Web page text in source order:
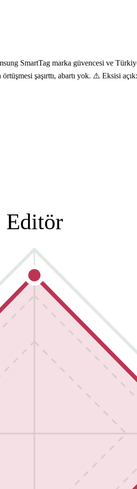
SmartTag marka güvencesi ve
şaşırttı, abartı yok. ⚠️ Eksisi
Editör